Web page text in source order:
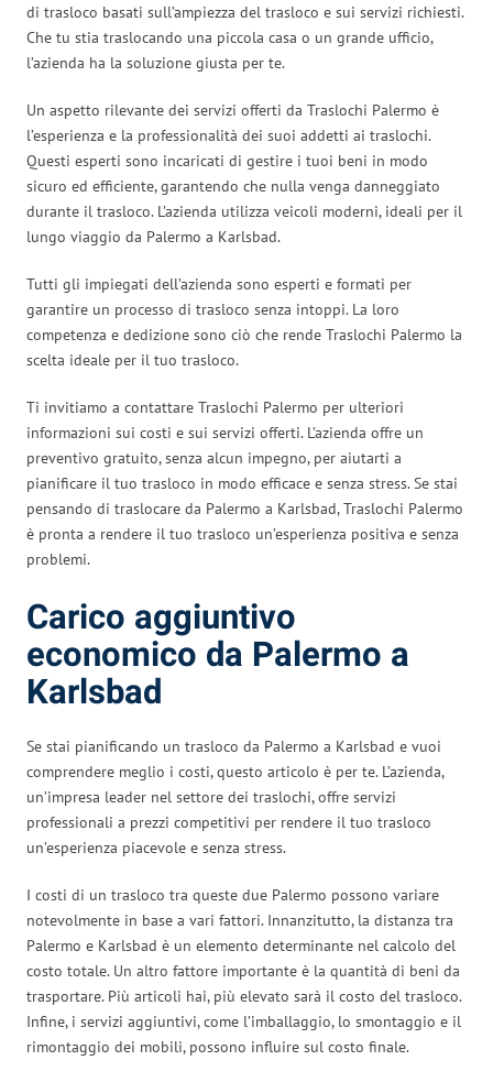
di trasloco basati sull’ampiezza del trasloco e sui servizi richiesti.
Che tu stia traslocando una piccola casa o un grande ufficio,
l’azienda ha la soluzione giusta per te.
Un aspetto rilevante dei servizi offerti da Traslochi Palermo è
l’esperienza e la professionalità dei suoi addetti ai traslochi.
Questi esperti sono incaricati di gestire i tuoi beni in modo
sicuro ed efficiente, garantendo che nulla venga danneggiato
durante il trasloco. L’azienda utilizza veicoli moderni, ideali per il
lungo viaggio da Palermo a Karlsbad.
Tutti gli impiegati dell’azienda sono esperti e formati per
garantire un processo di trasloco senza intoppi. La loro
competenza e dedizione sono ciò che rende Traslochi Palermo la
scelta ideale per il tuo trasloco.
Ti invitiamo a contattare Traslochi Palermo per ulteriori
informazioni sui costi e sui servizi offerti. L’azienda offre un
preventivo gratuito, senza alcun impegno, per aiutarti a
pianificare il tuo trasloco in modo efficace e senza stress. Se stai
pensando di traslocare da Palermo a Karlsbad, Traslochi Palermo
è pronta a rendere il tuo trasloco un’esperienza positiva e senza
problemi.
Carico aggiuntivo
economico da Palermo a
Karlsbad
Se stai pianificando un trasloco da Palermo a Karlsbad e vuoi
comprendere meglio i costi, questo articolo è per te. L’azienda,
un’impresa leader nel settore dei traslochi, offre servizi
professionali a prezzi competitivi per rendere il tuo trasloco
un’esperienza piacevole e senza stress.
I costi di un trasloco tra queste due Palermo possono variare
notevolmente in base a vari fattori. Innanzitutto, la distanza tra
Palermo e Karlsbad è un elemento determinante nel calcolo del
costo totale. Un altro fattore importante è la quantità di beni da
trasportare. Più articoli hai, più elevato sarà il costo del trasloco.
Infine, i servizi aggiuntivi, come l’imballaggio, lo smontaggio e il
rimontaggio dei mobili, possono influire sul costo finale.